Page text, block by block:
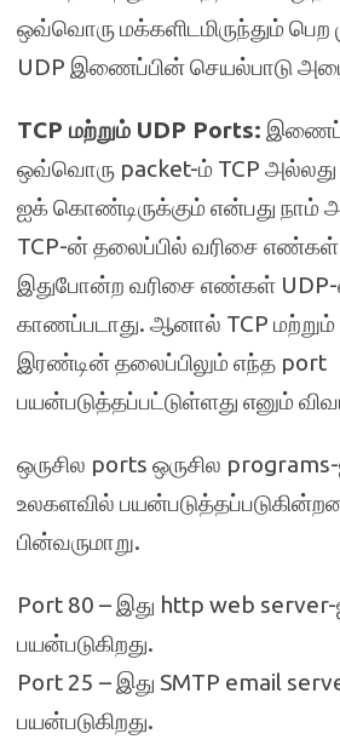
ஒவ்வொரு மக்களிடமிருந்தும் பெற
UDP இணைப்பின் செயல்பாடு
TCP மற்றும் UDP Ports:
ஒவ்வொரு packet-ம் TCP அல்லது
ஐக் கொண்டிருக்கும் என்பது நாம்
TCP-ன் தலைப்பில் வரிசை
இதுபோன்ற வரிசை எண்கள்
காணப்படாது. ஆனால் TCP
இரண்டின் தலைப்பிலும் எந்த port
பயன்படுத்தப்பட்டுள்ளது எனும்
ஒருசில ports ஒருசில programs-
உலகளவில்
பின்வருமாறு.
Port 80 – இது http web server-
பயன்படுகிறது.
Port 25 – இது SMTP email
பயன்படுகிறது.